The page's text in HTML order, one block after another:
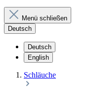
Menü schließen
Deutsch
Deutsch
English
Schläuche